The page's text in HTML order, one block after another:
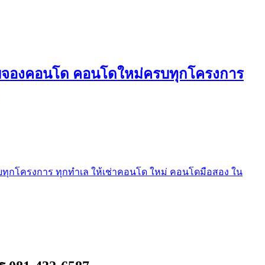
องคอนโด คอนโดใหม่ครบทุกโครงการ
โครงการ ทุกทำเล ให้เช่าคอนโด ใหม่ คอนโดมือสอง ใน